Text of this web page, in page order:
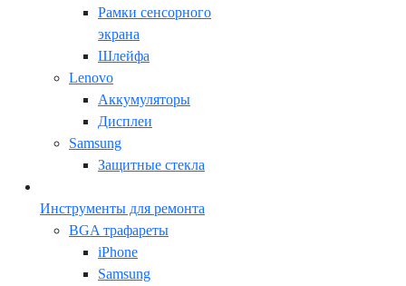
Рамки сенсорного
экрана
Шлейфа
Lenovo
Аккумуляторы
Дисплеи
Samsung
Защитные стекла
Инструменты для ремонта
BGA трафареты
iPhone
Samsung